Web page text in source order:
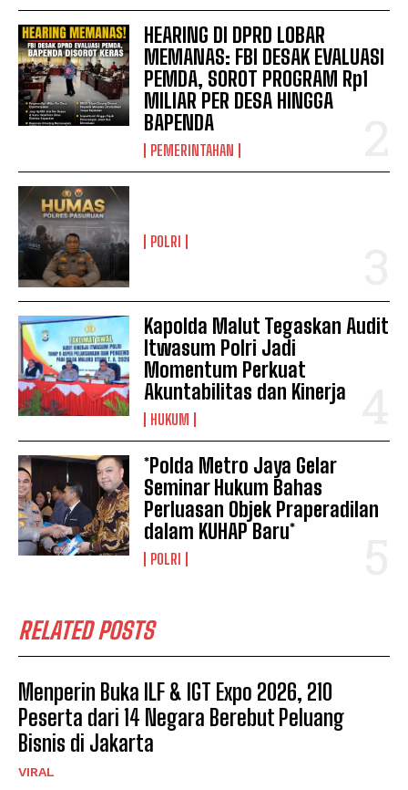
HEARING DI DPRD LOBAR
MEMANAS: FBI DESAK EVALUASI
PEMDA, SOROT PROGRAM Rp1
MILIAR PER DESA HINGGA
BAPENDA
PEMERINTAHAN
POLRI
Kapolda Malut Tegaskan Audit
Itwasum Polri Jadi
Momentum Perkuat
Akuntabilitas dan Kinerja
HUKUM
*Polda Metro Jaya Gelar
Seminar Hukum Bahas
Perluasan Objek Praperadilan
dalam KUHAP Baru*
POLRI
RELATED POSTS
Menperin Buka ILF & IGT Expo 2026, 210
Peserta dari 14 Negara Berebut Peluang
Bisnis di Jakarta
VIRAL